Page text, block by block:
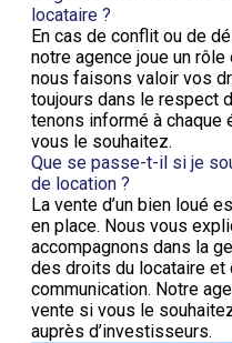
locataire ?
En cas de conflit ou de
notre agence joue un
nous faisons valoir vos
toujours dans le respect
tenons informé à
vous le souhaitez.
Que se passe-t-il si je
de location ?
La vente d’un bien loué
en place. Nous vous
accompagnons dans la
des droits du locataire
communication. Notre
vente si vous le
auprès d’investisseurs.